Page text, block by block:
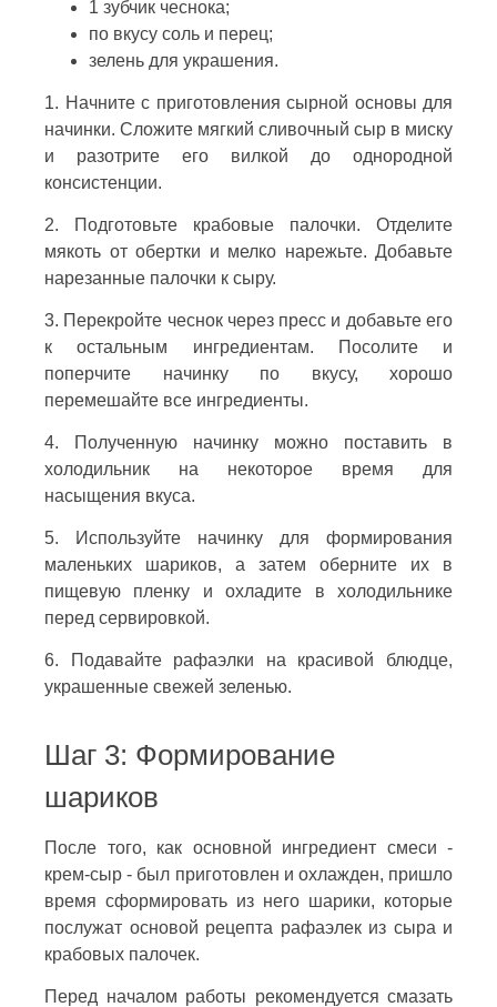
1 зубчик чеснока;
по вкусу соль и перец;
зелень для украшения.
1. Начните с приготовления сырной основы для
начинки. Сложите мягкий сливочный сыр в миску
и разотрите его вилкой до однородной
консистенции.
2. Подготовьте крабовые палочки. Отделите
мякоть от обертки и мелко нарежьте. Добавьте
нарезанные палочки к сыру.
3. Перекройте чеснок через пресс и добавьте его
к остальным ингредиентам. Посолите и
поперчите начинку по вкусу, хорошо
перемешайте все ингредиенты.
4. Полученную начинку можно поставить в
холодильник на некоторое время для
насыщения вкуса.
5. Используйте начинку для формирования
маленьких шариков, а затем оберните их в
пищевую пленку и охладите в холодильнике
перед сервировкой.
6. Подавайте рафаэлки на красивой блюдце,
украшенные свежей зеленью.
Шаг 3: Формирование
шариков
После того, как основной ингредиент смеси -
крем-сыр - был приготовлен и охлажден, пришло
время сформировать из него шарики, которые
послужат основой рецепта рафаэлек из сыра и
крабовых палочек.
Перед началом работы рекомендуется смазать